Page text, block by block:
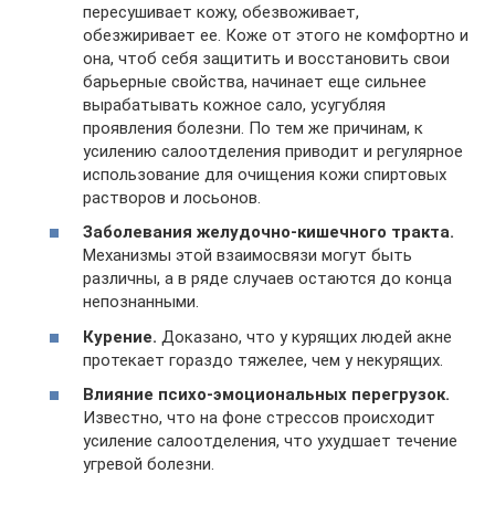
пересушивает кожу, обезвоживает,
обезжиривает ее. Коже от этого не комфортно и
она, чтоб себя защитить и восстановить свои
барьерные свойства, начинает еще сильнее
вырабатывать кожное сало, усугубляя
проявления болезни. По тем же причинам, к
усилению салоотделения приводит и регулярное
использование для очищения кожи спиртовых
растворов и лосьонов.
Заболевания желудочно-кишечного тракта.
Механизмы этой взаимосвязи могут быть
различны, а в ряде случаев остаются до конца
непознанными.
Курение. Доказано, что у курящих людей акне
протекает гораздо тяжелее, чем у некурящих.
Влияние психо-эмоциональных перегрузок.
Известно, что на фоне стрессов происходит
усиление салоотделения, что ухудшает течение
угревой болезни.